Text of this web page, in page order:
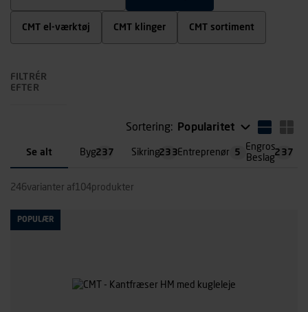
CMT el-værktøj CMT klinger CMT sortiment
FILTRÉR
EFTER
Sortering: Popularitet
Se alt Byg237 Sikring233Entreprenør 5
Engros
Beslag
237
246varianter af104produkter
POPULÆR